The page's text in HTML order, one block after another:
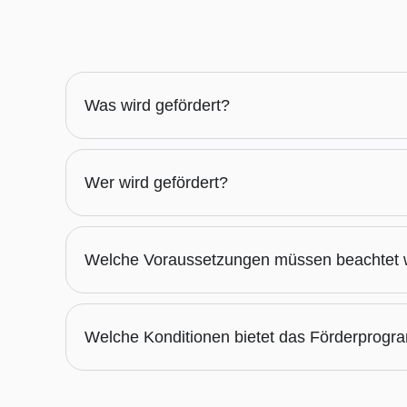
Was wird gefördert?
Wer wird gefördert?
Welche Voraussetzungen müssen beachtet
Welche Konditionen bietet das